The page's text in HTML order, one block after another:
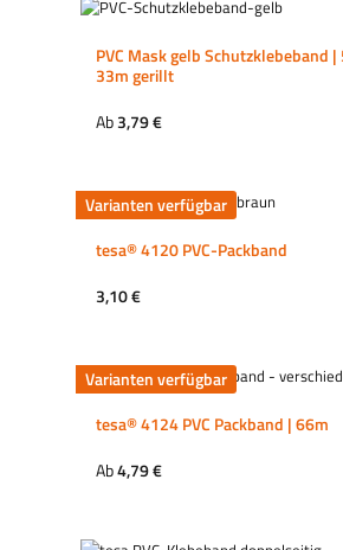
PVC Mask gelb Schutzklebeband
33m gerillt
Regulärer Preis:
Ab3,79 €
Varianten verfügbar
tesa® 4120 PVC-Packband
Regulärer Preis:
3,10 €
Varianten verfügbar
tesa® 4124 PVC Packband | 66m
Regulärer Preis:
Ab4,79 €